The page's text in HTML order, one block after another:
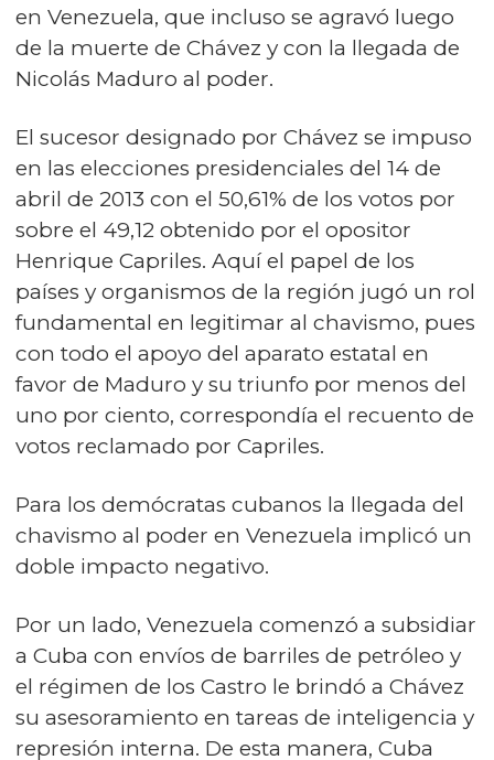
en Venezuela, que incluso se agravó luego
de la muerte de Chávez y con la llegada de
Nicolás Maduro al poder.
El sucesor designado por Chávez se impuso
en las elecciones presidenciales del 14 de
abril de 2013 con el 50,61% de los votos por
sobre el 49,12 obtenido por el opositor
Henrique Capriles. Aquí el papel de los
países y organismos de la región jugó un rol
fundamental en legitimar al chavismo, pues
con todo el apoyo del aparato estatal en
favor de Maduro y su triunfo por menos del
uno por ciento, correspondía el recuento de
votos reclamado por Capriles.
Para los demócratas cubanos la llegada del
chavismo al poder en Venezuela implicó un
doble impacto negativo.
Por un lado, Venezuela comenzó a subsidiar
a Cuba con envíos de barriles de petróleo y
el régimen de los Castro le brindó a Chávez
su asesoramiento en tareas de inteligencia y
represión interna. De esta manera, Cuba